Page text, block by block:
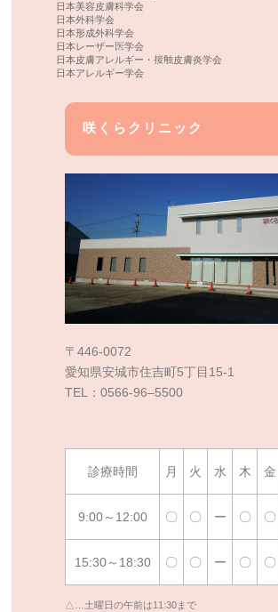
日本美容皮膚科学会
日本外科学会
日本形成外科学会
日本レーザー医学会
日本皮膚アレルギー・接触皮膚炎学会
日本アレルギー学会
咲くらクリニック
〒446-0072
愛知県安城市住吉町5丁目15-1
TEL：0566-96–5500
診療時間 月 火 水 木 金
9:00～12:00 〇 〇 ー 〇 〇
15:30～18:30 〇 〇 ー 〇 〇
△…土曜日の午前は11:30まで